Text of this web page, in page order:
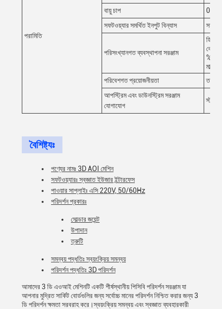
পরামিতি
বায়ু চাপ
0.5
সফটওয়্যার সমর্থিত ইনপুট বিন্যাস
পরিসংখ্যানগত ব্যবস্থাপনা সরঞ্জাম
কে,
পরিবেশগত প্রয়োজনীয়তা
আপস্ট্রিম এবং ডাউনস্ট্রিম সরঞ্জাম
যোগাযোগ
বৈশিষ্ট্যঃ
পণ্যের নামঃ 3D AOI মেশিন
সফটওয়্যারঃ স্বজ্ঞাত ইউজার ইন্টারফেস
পাওয়ার সাপ্লাইঃ এসি 220V, 50/60Hz
পরিদর্শন প্রকারঃ
সোল্ডার জয়েন্ট
উপাদান
ত্রুটি
সমন্বয় পদ্ধতিঃ স্বয়ংক্রিয় সমন্বয়
পরিদর্শন পদ্ধতিঃ 3D পরিদর্শন
আমাদের 3 ডি এওআই মেশিনটি একটি শীর্ষস্থানীয় পিসিবি পরিদর্শন সরঞ্জাম যা
আপনার মুদ্রিত সার্কিট বোর্ডগুলির জন্য সর্বোচ্চ মানের পরিদর্শন নিশ্চিত করার জন্য 3
ডি পরিদর্শন ক্ষমতা সরবরাহ করে।স্বয়ংক্রিয় সমন্বয় এবং স্বজ্ঞাত ব্যবহারকারী